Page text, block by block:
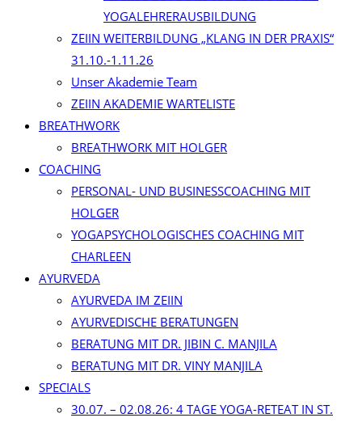
YOGALEHRERAUSBILDUNG
ZEIIN WEITERBILDUNG „KLANG IN DER PRAXIS“
31.10.-1.11.26
Unser Akademie Team
ZEIIN AKADEMIE WARTELISTE
BREATHWORK
BREATHWORK MIT HOLGER
COACHING
PERSONAL- UND BUSINESSCOACHING MIT
HOLGER
YOGAPSYCHOLOGISCHES COACHING MIT
CHARLEEN
AYURVEDA
AYURVEDA IM ZEIIN
AYURVEDISCHE BERATUNGEN
BERATUNG MIT DR. JIBIN C. MANJILA
BERATUNG MIT DR. VINY MANJILA
SPECIALS
30.07. – 02.08.26: 4 TAGE YOGA-RETEAT IN ST.